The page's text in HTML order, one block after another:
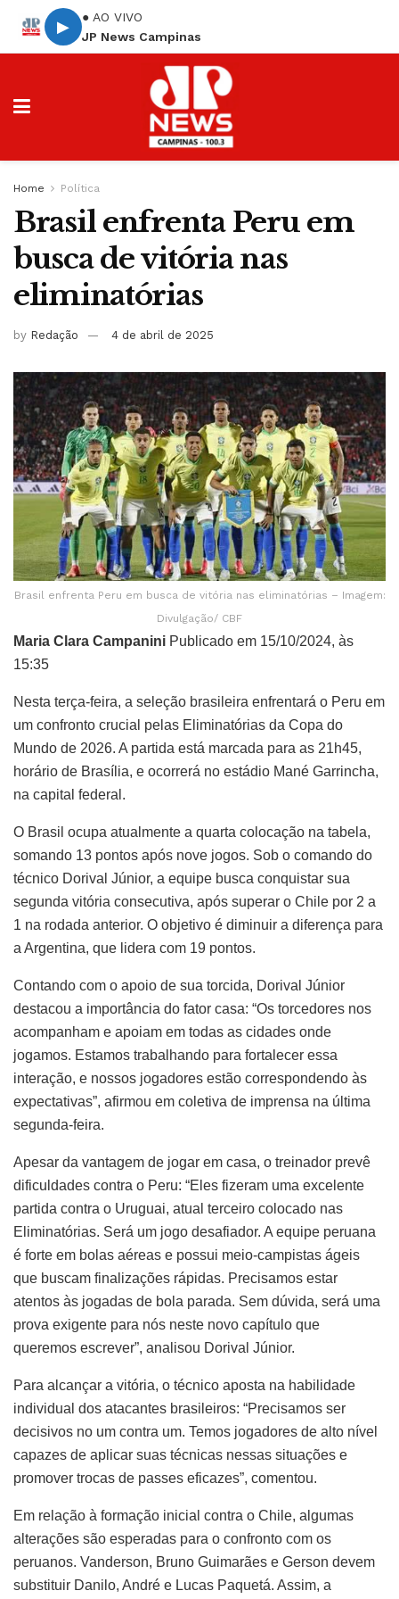
▶
● AO VIVO
JP News Campinas
Home Política
Brasil enfrenta Peru em
busca de vitória nas
eliminatórias
by Redação 4 de abril de 2025
Brasil enfrenta Peru em busca de vitória nas eliminatórias – Imagem:
Divulgação/ CBF
Maria Clara Campanini Publicado em 15/10/2024, às
15:35
Nesta terça-feira, a seleção brasileira enfrentará o Peru em
um confronto crucial pelas Eliminatórias da Copa do
Mundo de 2026. A partida está marcada para as 21h45,
horário de Brasília, e ocorrerá no estádio Mané Garrincha,
na capital federal.
O Brasil ocupa atualmente a quarta colocação na tabela,
somando 13 pontos após nove jogos. Sob o comando do
técnico Dorival Júnior, a equipe busca conquistar sua
segunda vitória consecutiva, após superar o Chile por 2 a
1 na rodada anterior. O objetivo é diminuir a diferença para
a Argentina, que lidera com 19 pontos.
Contando com o apoio de sua torcida, Dorival Júnior
destacou a importância do fator casa: “Os torcedores nos
acompanham e apoiam em todas as cidades onde
jogamos. Estamos trabalhando para fortalecer essa
interação, e nossos jogadores estão correspondendo às
expectativas”, afirmou em coletiva de imprensa na última
segunda-feira.
Apesar da vantagem de jogar em casa, o treinador prevê
dificuldades contra o Peru: “Eles fizeram uma excelente
partida contra o Uruguai, atual terceiro colocado nas
Eliminatórias. Será um jogo desafiador. A equipe peruana
é forte em bolas aéreas e possui meio-campistas ágeis
que buscam finalizações rápidas. Precisamos estar
atentos às jogadas de bola parada. Sem dúvida, será uma
prova exigente para nós neste novo capítulo que
queremos escrever”, analisou Dorival Júnior.
Para alcançar a vitória, o técnico aposta na habilidade
individual dos atacantes brasileiros: “Precisamos ser
decisivos no um contra um. Temos jogadores de alto nível
capazes de aplicar suas técnicas nessas situações e
promover trocas de passes eficazes”, comentou.
Em relação à formação inicial contra o Chile, algumas
alterações são esperadas para o confronto com os
peruanos. Vanderson, Bruno Guimarães e Gerson devem
substituir Danilo, André e Lucas Paquetá. Assim, a